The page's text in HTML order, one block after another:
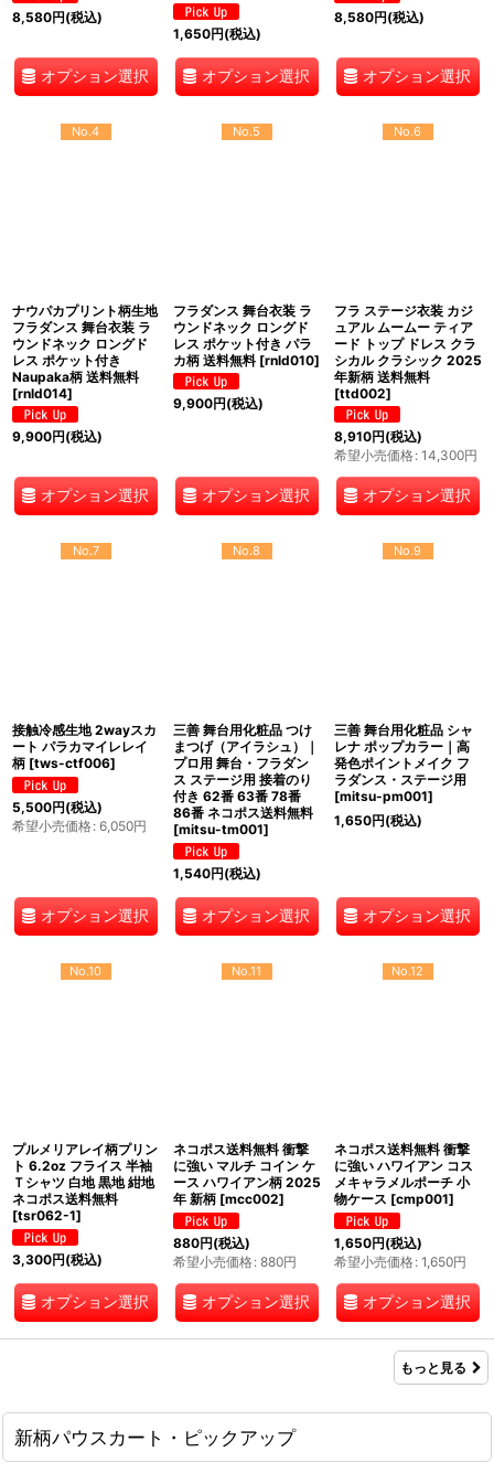
8,580円(税込)
オプション選択
1,650円(税込)
オプション選択
8,580円(税込)
オプション選択
No.4
ナウパカプリント柄生地
フラダンス 舞台衣装 ラ
ウンドネック ロングド
レス ポケット付き
Naupaka柄 送料無料
[rnld014]
9,900円(税込)
オプション選択
No.5
フラダンス 舞台衣装 ラ
ウンドネック ロングド
レス ポケット付き パラ
カ柄 送料無料 [rnld010]
9,900円(税込)
オプション選択
No.6
フラ ステージ衣装 カジ
ュアル ムームー ティア
ード トップ ドレス クラ
シカル クラシック 2025
年新柄 送料無料
[ttd002]
8,910円(税込)
希望小売価格: 14,300円
オプション選択
No.7
接触冷感生地 2wayスカ
ート パラカマイレレイ
柄 [tws-ctf006]
5,500円(税込)
希望小売価格: 6,050円
オプション選択
No.8
三善 舞台用化粧品 つけ
まつげ（アイラシュ）｜
プロ用 舞台・フラダン
ス ステージ用 接着のり
付き 62番 63番 78番
86番 ネコポス送料無料
[mitsu-tm001]
1,540円(税込)
オプション選択
No.9
三善 舞台用化粧品 シャ
レナ ポップカラー｜高
発色ポイントメイク フ
ラダンス・ステージ用
[mitsu-pm001]
1,650円(税込)
オプション選択
No.10
プルメリアレイ柄プリン
ト 6.2oz フライス 半袖
Ｔシャツ 白地 黒地 紺地
ネコポス送料無料
[tsr062-1]
3,300円(税込)
オプション選択
No.11
ネコポス送料無料 衝撃
に強い マルチ コイン ケ
ース ハワイアン柄 2025
年 新柄 [mcc002]
880円(税込)
希望小売価格: 880円
オプション選択
No.12
ネコポス送料無料 衝撃
に強い ハワイアン コス
メキャラメルポーチ 小
物ケース [cmp001]
1,650円(税込)
希望小売価格: 1,650円
オプション選択
もっと見る
新柄パウスカート・ピックアップ